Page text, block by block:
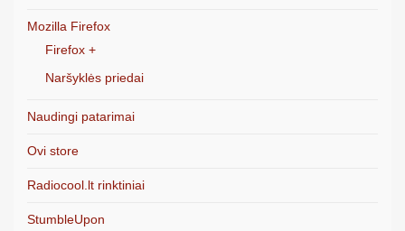
Mozilla Firefox
Firefox +
Naršyklės priedai
Naudingi patarimai
Ovi store
Radiocool.lt rinktiniai
StumbleUpon